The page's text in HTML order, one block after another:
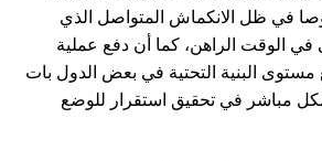
في ظل الانكماش المتواصل الذي
في الوقت الراهن، كما أن دفع عملية
مستوى البنية التحتية في بعض الدول بات
مباشر في تحقيق استقرار للوضع